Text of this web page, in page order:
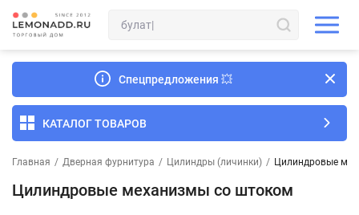
Спецпредложения 💥
КАТАЛОГ ТОВАРОВ
Главная / Дверная фурнитура / Цилиндры (личинки) / Цилиндровые
Цилиндровые механизмы со штоком